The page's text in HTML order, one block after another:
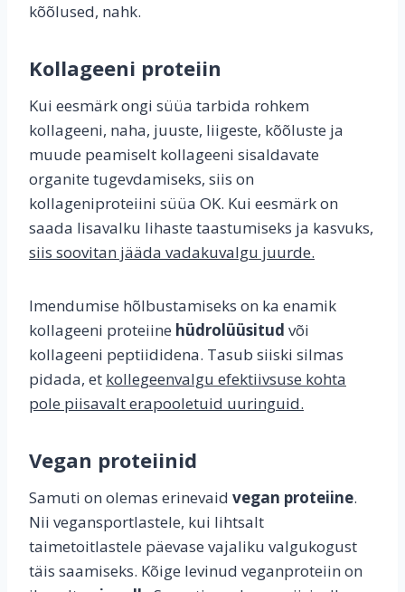
kõõlused, nahk.
Kollageeni proteiin
Kui eesmärk ongi süüa tarbida rohkem
kollageeni, naha, juuste, liigeste, kõõluste ja
muude peamiselt kollageeni sisaldavate
organite tugevdamiseks, siis on
kollageniproteiini süüa OK. Kui eesmärk on
saada lisavalku lihaste taastumiseks ja kasvuks,
siis soovitan jääda vadakuvalgu juurde.
Imendumise hõlbustamiseks on ka enamik
kollageeni proteiine hüdrolüüsitud või
kollageeni peptiididena. Tasub siiski silmas
pidada, et kollegeenvalgu efektiivsuse kohta
pole piisavalt erapooletuid uuringuid.
Vegan proteiinid
Samuti on olemas erinevaid vegan proteiine.
Nii vegansportlastele, kui lihtsalt
taimetoitlastele päevase vajaliku valgukogust
täis saamiseks. Kõige levinud veganproteiin on